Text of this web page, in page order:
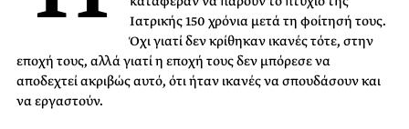
Ιατρικής 150 χρόνια μετά τη φοίτησή τους.
Όχι γιατί δεν κρίθηκαν ικανές τότε, στην
εποχή τους, αλλά γιατί η εποχή τους δεν μπόρεσε να
αποδεχτεί ακριβώς αυτό, ότι ήταν ικανές να σπουδάσουν και
να εργαστούν.